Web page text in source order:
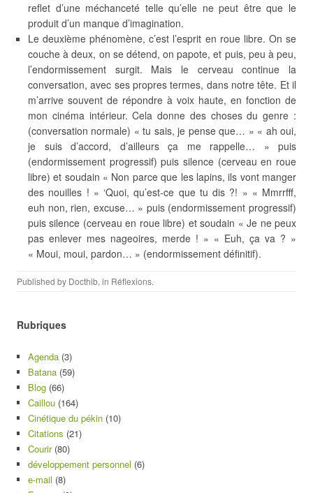
reflet d’une méchanceté telle qu’elle ne peut être que le
produit d’un manque d’imagination.
Le deuxième phénomène, c’est l’esprit en roue libre. On se
couche à deux, on se détend, on papote, et puis, peu à peu,
l’endormissement surgit. Mais le cerveau continue la
conversation, avec ses propres termes, dans notre tête. Et il
m’arrive souvent de répondre à voix haute, en fonction de
mon cinéma intérieur. Cela donne des choses du genre :
(conversation normale) « tu sais, je pense que… » « ah oui,
je suis d’accord, d’ailleurs ça me rappelle… » puis
(endormissement progressif) puis silence (cerveau en roue
libre) et soudain « Non parce que les lapins, ils vont manger
des nouilles ! » ‘Quoi, qu’est-ce que tu dis ?! » « Mmrrfff,
euh non, rien, excuse… » puis (endormissement progressif)
puis silence (cerveau en roue libre) et soudain « Je ne peux
pas enlever mes nageoires, merde ! » « Euh, ça va ? »
« Moui, moui, pardon… » (endormissement définitif).
Published by Docthib, in Réflexions.
Rubriques
Agenda (3)
Batana (59)
Blog (66)
Caillou (164)
Cinétique du pékin (10)
Citations (21)
Courir(80)
développement personnel (6)
e-mail (8)